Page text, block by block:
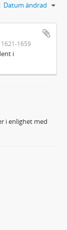
Datum ändrad
1621-1659
i
i enlighet med